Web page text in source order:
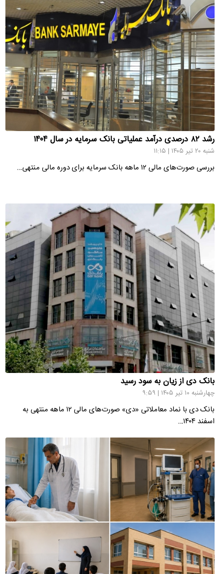
رشد ۸۲ درصدی درآمد عملیاتی بانک سرمایه در سال ۱۴۰۴
شنبه ۲۰ تیر ۱۴۰۵ | ۱۱:۱۵
بررسی صورت‌های مالی ۱۲ ماهه بانک سرمایه برای دوره مالی منتهی…
بانک دی از زیان به سود رسید
چهارشنبه ۱۰ تیر ۱۴۰۵ | ۹:۵۹
بانک دی با نماد معاملاتی «دی» صورت‌های مالی ۱۲ ماهه منتهی به
اسفند ۱۴۰۴…